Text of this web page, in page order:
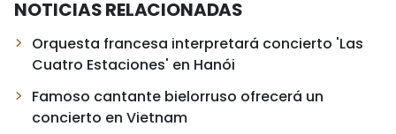
NOTICIAS RELACIONADAS
Orquesta francesa interpretará concierto 'Las
Cuatro Estaciones' en Hanói
Famoso cantante bielorruso ofrecerá un
concierto en Vietnam